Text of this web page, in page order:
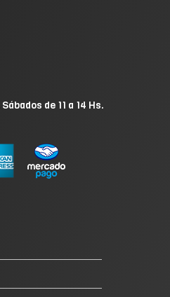
de 11 a 14 Hs.